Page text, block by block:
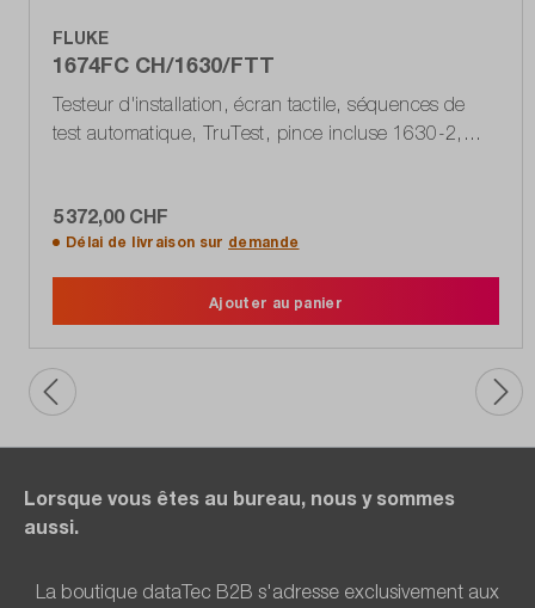
FLUKE
1674FC CH/1630/FTT
Testeur d'installation, écran tactile, séquences de
test automatique, TruTest, pince incluse 1630-2,
5 372,00 CHF
Délai de livraison sur demande
Ajouter au panier
Lorsque vous êtes au bureau, nous y sommes
aussi.
La boutique dataTec B2B s'adresse exclusivement aux